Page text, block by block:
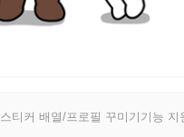
스티커 배열/프로필 꾸미기기능 지